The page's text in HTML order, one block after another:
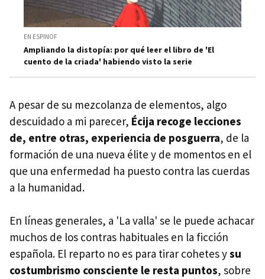
EN ESPINOF
Ampliando la distopía: por qué leer el libro de 'El
cuento de la criada' habiendo visto la serie
A pesar de su mezcolanza de elementos, algo
descuidado a mi parecer, Écija recoge lecciones
de, entre otras, experiencia de posguerra, de la
formación de una nueva élite y de momentos en el
que una enfermedad ha puesto contra las cuerdas
a la humanidad.
En líneas generales, a 'La valla' se le puede achacar
muchos de los contras habituales en la ficción
española. El reparto no es para tirar cohetes ysu
costumbrismo consciente le resta puntos, sobre